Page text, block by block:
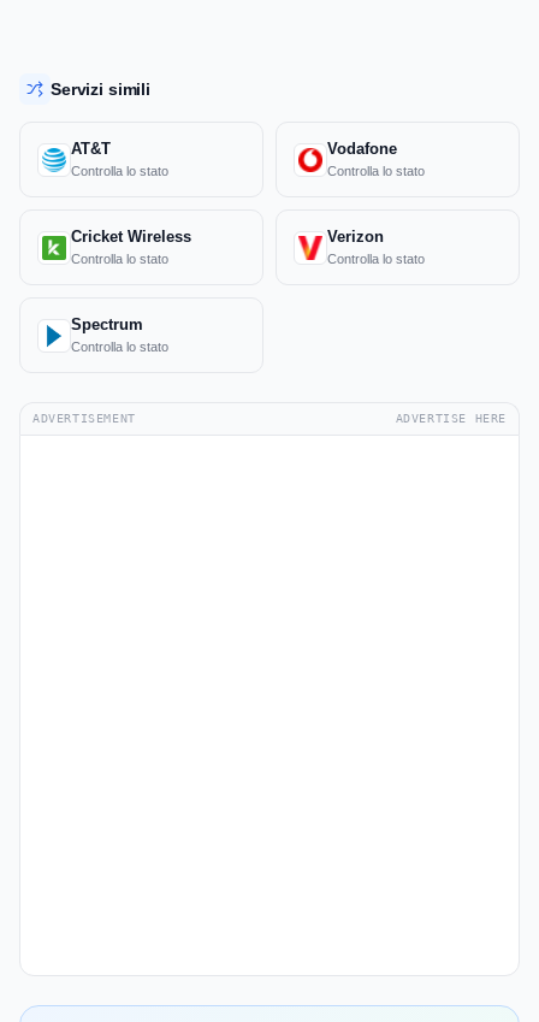
Servizi simili
AT&T
Controlla lo stato
Vodafone
Controlla lo stato
Cricket Wireless
Controlla lo stato
Verizon
Controlla lo stato
Spectrum
Controlla lo stato
ADVERTISEMENT ADVERTISE HERE